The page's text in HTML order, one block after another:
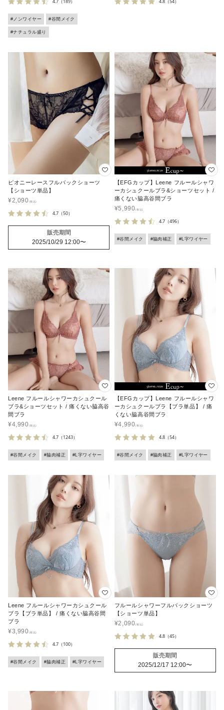
4.7 （189）
#ノンワイヤー #谷間メイク
#ナチュラル盛り
4.8（54）
ピオニーレースフルバックショーツ
【ショーツ単品】
¥2,090
4.7 （50）
販売期間
2025/10/29 12:00〜
【EFGカップ】Leene フルールシャワ
ーカシュクールブラ&ショーツセット /
痛くない脇高谷間ブラ
¥5,990
4.7（496）
#谷間メイク #脇肉補正 #L字ワイヤー
Leene フルールシャワーカシュクール
ブラ&ショーツセット / 痛くない脇高谷
間ブラ
¥4,990
4.7 （1243）
#谷間メイク #脇肉補正 #L字ワイヤー
【EFGカップ】Leene フルールシャワ
ーカシュクールブラ【ブラ単品】 / 痛
くない脇高谷間ブラ
¥4,990
4.8（54）
#谷間メイク #脇肉補正 #L字ワイヤー
Leene フルールシャワーカシュクール
ブラ【ブラ単品】 / 痛くない脇高谷間
ブラ
¥3,990
4.7 （100）
#谷間メイク #脇肉補正 #L字ワイヤー
フルールシャワーフルバックショーツ
【ショーツ単品】
¥2,090
4.8（45）
販売期間
2025/12/17 12:00〜